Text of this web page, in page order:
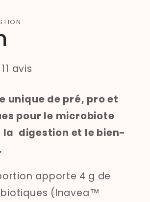
11 avis
unique de pré, pro et
pour le microbiote
digestion et le bien-
apporte 4 g de
(Inavea™